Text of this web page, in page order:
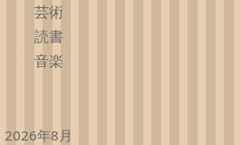
芸術
読書
音楽
2026年8月